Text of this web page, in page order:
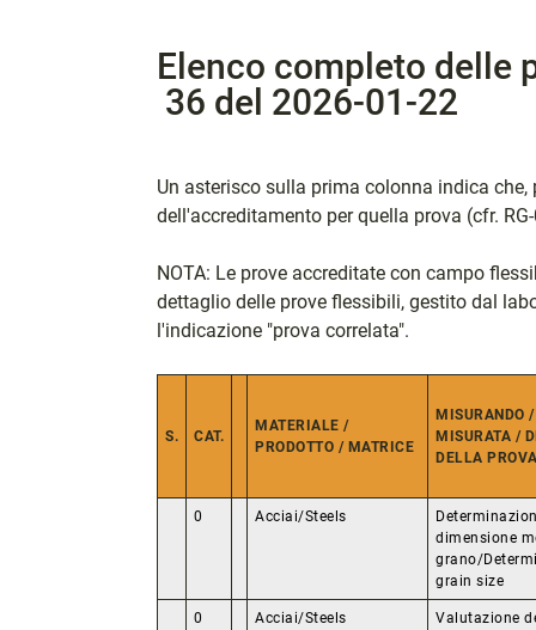
Elenco completo delle
36 del 2026-01-22
Un asterisco sulla prima colonna indica
dell'accreditamento per quella prova (cfr.
NOTA: Le prove accreditate con campo
dettaglio delle prove flessibili, gestito dal
l'indicazione "prova correlata".
S. CAT.
MATERIALE /
PRODOTTO / MATRICE
MISURANDO
MISURATA /
DELLA
0 Acciai/Steels
dimensione
grano/
grain size
0 Acciai/Steels
Valutazione